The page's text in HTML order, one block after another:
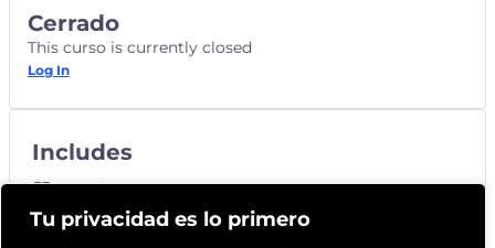
Tu privacidad es lo primero
Cerrado
This curso is currently closed
Log In
Includes
3 Lecciones